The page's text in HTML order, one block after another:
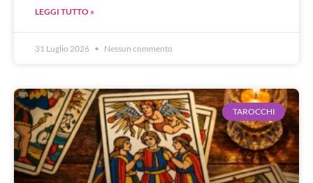
LEGGI TUTTO »
31 Luglio 2026 Nessun commento
TAROCCHI